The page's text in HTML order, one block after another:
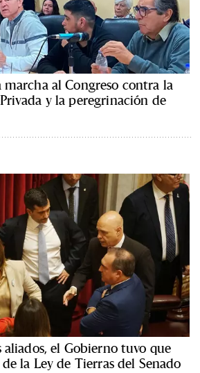
al Congreso contra la
y la peregrinación de
aliados, el Gobierno tuvo que
la Ley de Tierras del Senado